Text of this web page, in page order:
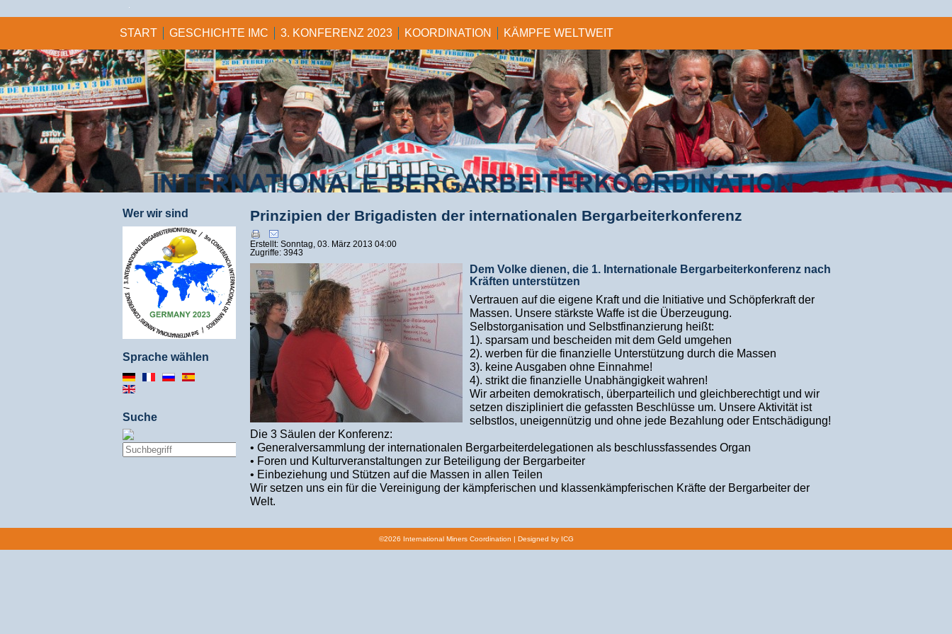
START GESCHICHTE IMC 3. KONFERENZ 2023 KOORDINATION KÄMPFE WELTWEIT
Wer wir sind
Sprache wählen
Suche
Prinzipien der Brigadisten der internationalen Bergarbeiterkonferenz
Erstellt: Sonntag, 03. März 2013 04:00
Zugriffe: 3943
Dem Volke dienen, die 1. Internationale Bergarbeiterkonferenz nach
Kräften unterstützen
Vertrauen auf die eigene Kraft und die Initiative und Schöpferkraft der
Massen. Unsere stärkste Waffe ist die Überzeugung.
Selbstorganisation und Selbstfinanzierung heißt:
1). sparsam und bescheiden mit dem Geld umgehen
2). werben für die finanzielle Unterstützung durch die Massen
3). keine Ausgaben ohne Einnahme!
4). strikt die finanzielle Unabhängigkeit wahren!
Wir arbeiten demokratisch, überparteilich und gleichberechtigt und wir
setzen diszipliniert die gefassten Beschlüsse um. Unsere Aktivität ist
selbstlos, uneigennützig und ohne jede Bezahlung oder Entschädigung!
Die 3 Säulen der Konferenz:
• Generalversammlung der internationalen Bergarbeiterdelegationen als beschlussfassendes Organ
• Foren und Kulturveranstaltungen zur Beteiligung der Bergarbeiter
• Einbeziehung und Stützen auf die Massen in allen Teilen
Wir setzen uns ein für die Vereinigung der kämpferischen und klassenkämpferischen Kräfte der Bergarbeiter der
Welt.
©2026 International Miners Coordination | Designed by ICG